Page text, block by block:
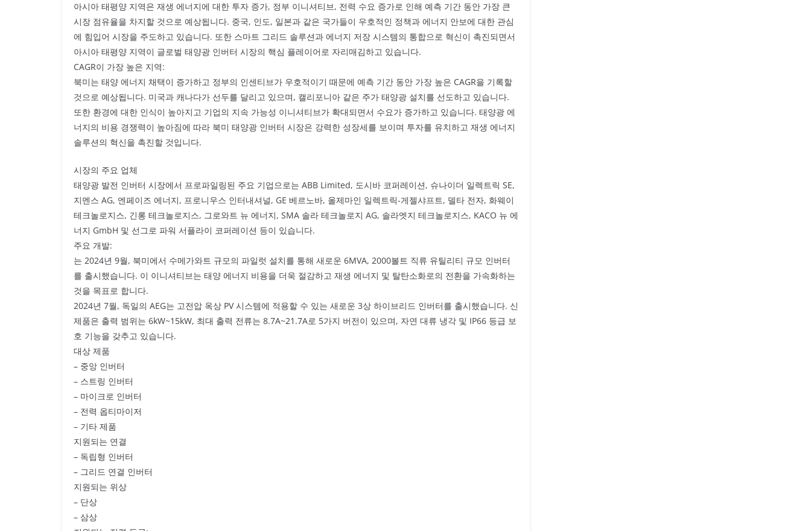
아시아 태평양 지역은 재생 에너지에 대한 투자 증가, 정부 이니셔티브, 전력 수요 증가로 인해 예측 기간 동안 가장 큰
시장 점유율을 차지할 것으로 예상됩니다. 중국, 인도, 일본과 같은 국가들이 우호적인 정책과 에너지 안보에 대한 관심
에 힘입어 시장을 주도하고 있습니다. 또한 스마트 그리드 솔루션과 에너지 저장 시스템의 통합으로 혁신이 촉진되면서
아시아 태평양 지역이 글로벌 태양광 인버터 시장의 핵심 플레이어로 자리매김하고 있습니다.
CAGR이 가장 높은 지역:
북미는 태양 에너지 채택이 증가하고 정부의 인센티브가 우호적이기 때문에 예측 기간 동안 가장 높은 CAGR을 기록할
것으로 예상됩니다. 미국과 캐나다가 선두를 달리고 있으며, 캘리포니아 같은 주가 태양광 설치를 선도하고 있습니다.
또한 환경에 대한 인식이 높아지고 기업의 지속 가능성 이니셔티브가 확대되면서 수요가 증가하고 있습니다. 태양광 에
너지의 비용 경쟁력이 높아짐에 따라 북미 태양광 인버터 시장은 강력한 성장세를 보이며 투자를 유치하고 재생 에너지
솔루션의 혁신을 촉진할 것입니다.
시장의 주요 업체
태양광 발전 인버터 시장에서 프로파일링된 주요 기업으로는 ABB Limited, 도시바 코퍼레이션, 슈나이더 일렉트릭 SE,
지멘스 AG, 엔페이즈 에너지, 프로니우스 인터내셔널, GE 베르노바, 올제마인 일렉트릭-게젤샤프트, 델타 전자, 화웨이
테크놀로지스, 긴롱 테크놀로지스, 그로와트 뉴 에너지, SMA 솔라 테크놀로지 AG, 솔라엣지 테크놀로지스, KACO 뉴 에
너지 GmbH 및 선그로 파워 서플라이 코퍼레이션 등이 있습니다.
주요 개발:
는 2024년 9월, 북미에서 수메가와트 규모의 파일럿 설치를 통해 새로운 6MVA, 2000볼트 직류 유틸리티 규모 인버터
를 출시했습니다. 이 이니셔티브는 태양 에너지 비용을 더욱 절감하고 재생 에너지 및 탈탄소화로의 전환을 가속화하는
것을 목표로 합니다.
2024년 7월, 독일의 AEG는 고전압 옥상 PV 시스템에 적용할 수 있는 새로운 3상 하이브리드 인버터를 출시했습니다. 신
제품은 출력 범위는 6kW~15kW, 최대 출력 전류는 8.7A~21.7A로 5가지 버전이 있으며, 자연 대류 냉각 및 IP66 등급 보
호 기능을 갖추고 있습니다.
대상 제품
– 중앙 인버터
– 스트링 인버터
– 마이크로 인버터
– 전력 옵티마이저
– 기타 제품
지원되는 연결
– 독립형 인버터
– 그리드 연결 인버터
지원되는 위상
– 단상
– 삼상